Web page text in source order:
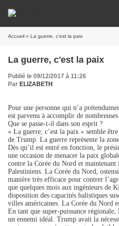
Accueil » La guerre, c'est la paix
La guerre, c'est la paix
Publié le 09/12/2017 à 11:26
Par ELIZABETH
Pour une personne qui n’a
est parvenu à accomplir de
Que se passe-t-il dans son esprit ?
« La guerre, c’est la paix » semble
de Trump. La guerre représente la
Dès qu’il est entré en fonction, le
une occasion de menacer la paix
contre la Corée du Nord et
Palestiniens. La Corée du Nord,
manière très efficace pour contrer
que quelques mois aux ingénieurs de
disposition des capacités balistiques
villes américaines. La Corée du Nord
En tant que super-puissance régionale,
un ennemi idéal. Trump avait la